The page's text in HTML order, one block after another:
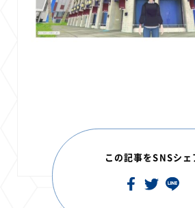
この記事をSNSシェ